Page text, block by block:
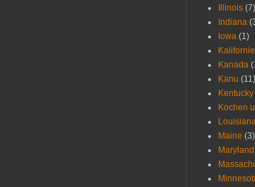
Illinois (7)
Indiana
Iowa (1)
Kanada
Kanu (11)
Kentucky
Kochen
Maine (3)
Maryland